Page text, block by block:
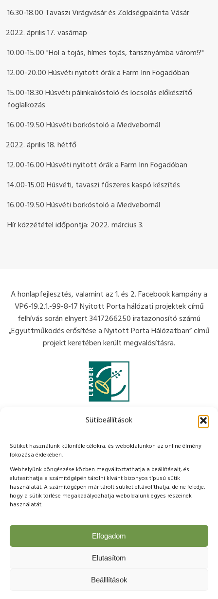
Sütibeállítások
Sütiket használunk különféle célokra, és weboldalunkon az online élmény
fokozása érdekében.
Webhelyünk böngészése közben megváltoztathatja a beállításait, és
elutasíthatja a számítógépén tárolni kívánt bizonyos típusú sütik
használatát. A számítógépen már tárolt sütiket eltávolíthatja, de ne feledje,
hogy a sütik törlése megakadályozhatja weboldalunk egyes részeinek
használatát.
Elfogadom
Elutasítom
Beálllítások
16.30-18.00 Tavaszi Virágvásár és Zöldségpalánta Vásár
április 17. vasárnap
10.00-15.00 "Hol a tojás, hímes tojás, tarisznyámba várom!?"
12.00-20.00 Húsvéti nyitott órák a Farm Inn Fogadóban
15.00-18.30 Húsvéti pálinkakóstoló és locsolás előkészítő
foglalkozás
16.00-19.50 Húsvéti borkóstoló a Medvebornál
április 18. hétfő
12.00-16.00 Húsvéti nyitott órák a Farm Inn Fogadóban
14.00-15.00 Húsvéti, tavaszi fűszeres kaspó készítés
16.00-19.50 Húsvéti borkóstoló a Medvebornál
Hír közzététel időpontja: 2022. március 3.
A honlapfejlesztés, valamint az 1. és 2. Facebook kampány a
VP6-19.2.1.-99-8-17 Nyitott Porta hálózati projektek című
felhívás során elnyert 3417266250 iratazonosító számú
„Együttműködés erősítése a Nyitott Porta Hálózatban” című
projekt keretében került megvalósításra.
Copyright © 2023 Nyitott Porták - Zala Völgye - Zala Termálvölgye